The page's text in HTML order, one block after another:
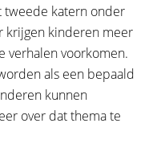
tweede katern onder
krijgen kinderen meer
verhalen voorkomen.
als een bepaald
kunnen
over dat thema te